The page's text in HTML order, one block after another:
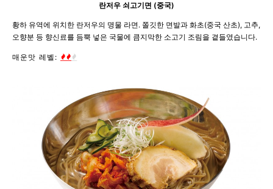
란저우 쇠고기면 (중국)
황하 유역에 위치한 란저우의 명물 라면. 쫄깃한 면발과 화초(중국 산초), 고추,
오향분 등 향신료를 듬뿍 넣은 국물에 큼지막한 소고기 조림을 곁들였습니다.
매운맛 레벨: